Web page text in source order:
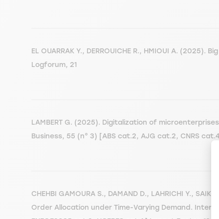
EL OUARRAK Y., DERROUICHE R., HMIOUI A.
Logforum, 21
LAMBERT G. (2025). Digitalization of
Business, 55 (n° 3) [ABS cat.2, AJG cat.2, CNRS
CHEHBI GAMOURA S., DAMAND D., LAHRICHI Y.,
Order Allocation under Time-Varying Demand.